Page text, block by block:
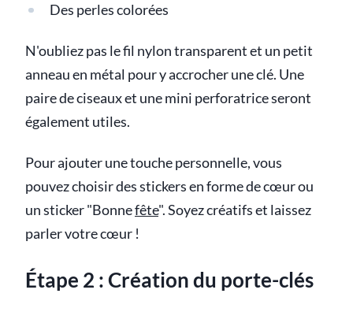
Des perles colorées
N'oubliez pas le fil nylon transparent et un petit
anneau en métal pour y accrocher une clé. Une
paire de ciseaux et une mini perforatrice seront
également utiles.
Pour ajouter une touche personnelle, vous
pouvez choisir des stickers en forme de cœur ou
un sticker "Bonnefête". Soyez créatifs et laissez
parler votre cœur !
Étape 2 : Création du porte-clés